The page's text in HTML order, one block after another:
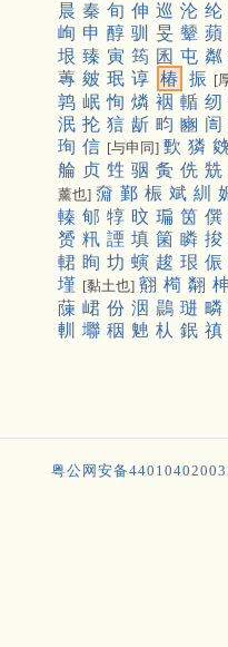
晨 秦 旬 伸 巡 沦 纶
峋 申 醇 驯 旻 颦 蘋
垠 臻 寅 筠 囷 屯 粼
蓴 皴 珉 谆 椿 振 [
鹑 岷 恂 燐 裀 輴 纫
泯 抡 狺 龂 畇 豳 訚
珣 信 [与申同] 歅 獜 㕙
䑳 贞 甡 骃 夤 侁 兟
薰也] 奫 鄞 桭 斌 紃
轃 郇 犉 旼 㻞 筃 僎
赟 籸 諲 填 箘 瞵 捘
輑 眴 㘦 螾 䞭 珢 侲
墐 [黏土也] 䎙 橁 翷 柛
蔯 峮 份 洇 鷐 琎 疄
䡅
壣 秵 䰠 朲 鈱 禛
粤公网安备